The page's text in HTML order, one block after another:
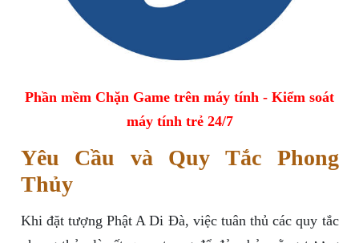
Phần mềm Chặn Game trên máy tính - Kiểm soát
máy tính trẻ 24/7
Yêu Cầu và Quy Tắc Phong
Thủy
Khi đặt tượng Phật A Di Đà, việc tuân thủ các quy tắc